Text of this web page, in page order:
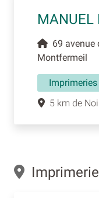
MANUEL
69 avenue
Montfermeil
Imprimeries
5 km de